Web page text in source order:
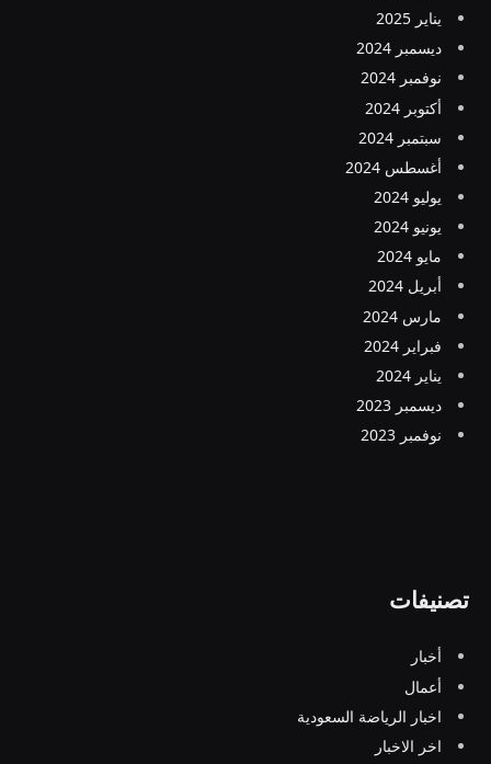
يناير 2025
ديسمبر 2024
نوفمبر 2024
أكتوبر 2024
سبتمبر 2024
أغسطس 2024
يوليو 2024
يونيو 2024
مايو 2024
أبريل 2024
مارس 2024
فبراير 2024
يناير 2024
ديسمبر 2023
نوفمبر 2023
تصنيفات
أخبار
أعمال
اخبار الرياضة السعودية
اخر الاخبار